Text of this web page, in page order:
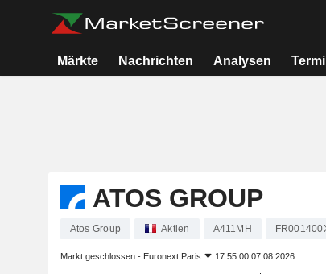
Märkte Nachrichten Analysen
ATOS GROUP
Atos Group Aktien A411MH
Markt geschlossen - Euronext Paris 17:55:00 07.08.2026